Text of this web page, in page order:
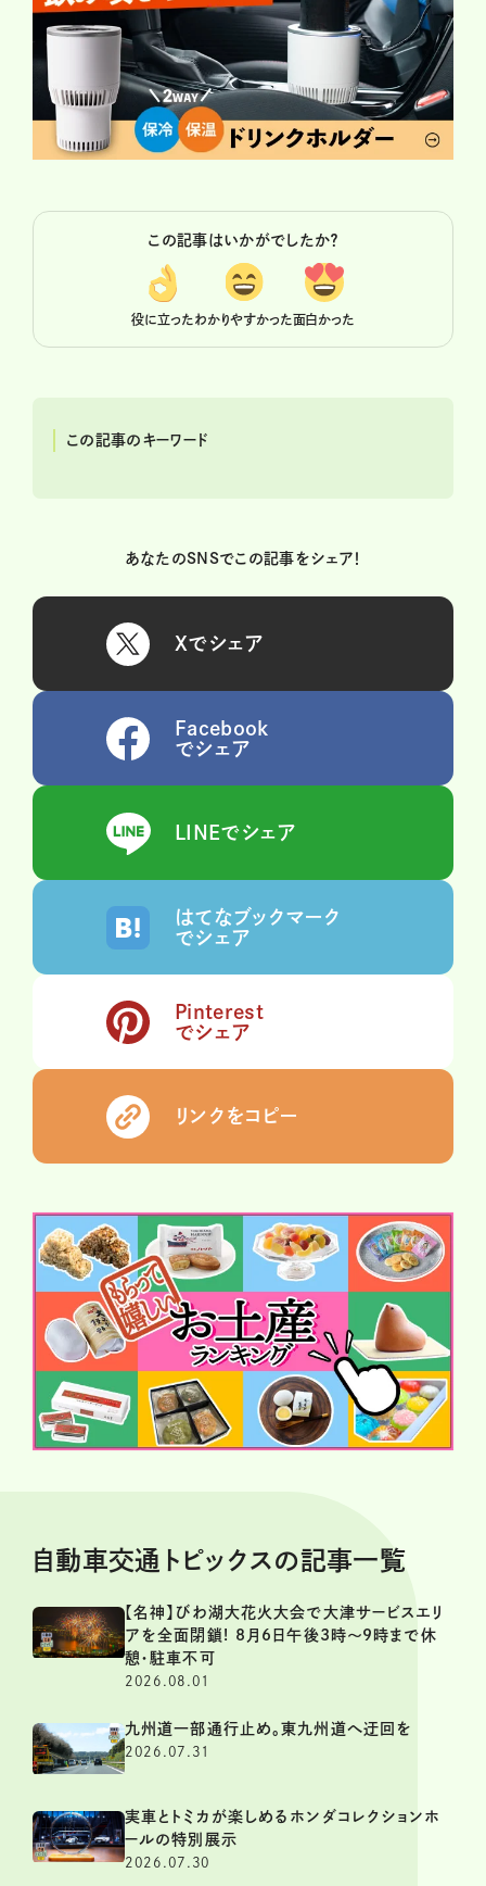
この記事はいかがでしたか？
役に立ったわかりやすかった面白かった
この記事のキーワード
あなたのSNSでこの記事をシェア！
Xでシェア
Facebook
でシェア
LINEでシェア
はてなブックマーク
でシェア
Pinterest
でシェア
リンクをコピー
自動車交通トピックスの記事一覧
【名神】びわ湖大花火大会で大津サービスエリ
アを全面閉鎖! 8月6日午後3時～9時まで休
憩・駐車不可
2026.08.01
九州道一部通行止め。東九州道へ迂回を
2026.07.31
実車とトミカが楽しめるホンダコレクションホ
ールの特別展示
2026.07.30